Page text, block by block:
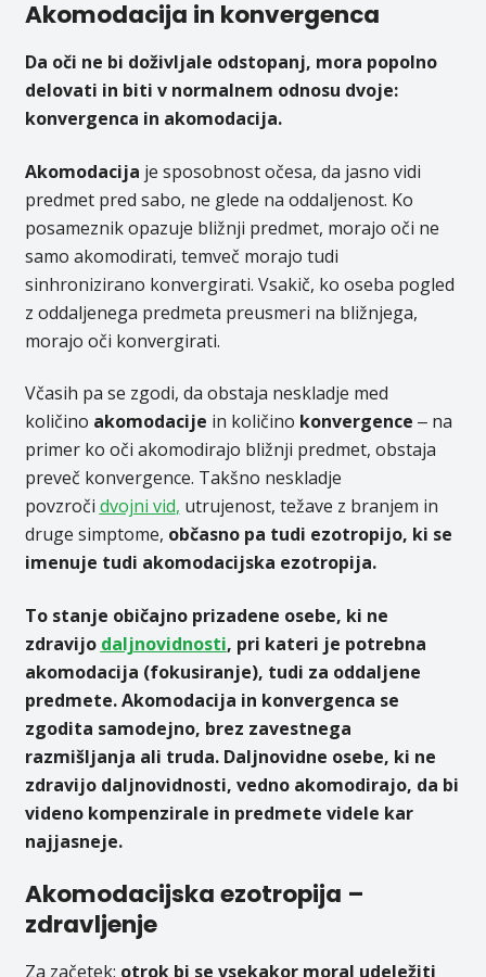
Akomodacija in konvergenca
Da oči ne bi doživljale odstopanj, mora popolno
delovati in biti v normalnem odnosu dvoje:
konvergenca in akomodacija.
Akomodacija je sposobnost očesa, da jasno vidi
predmet pred sabo, ne glede na oddaljenost. Ko
posameznik opazuje bližnji predmet, morajo oči ne
samo akomodirati, temveč morajo tudi
sinhronizirano konvergirati. Vsakič, ko oseba pogled
z oddaljenega predmeta preusmeri na bližnjega,
morajo oči konvergirati.
Včasih pa se zgodi, da obstaja neskladje med
količino akomodacije in količino konvergence ‒ na
primer ko oči akomodirajo bližnji predmet, obstaja
preveč konvergence. Takšno neskladje
povzroči dvojni vid, utrujenost, težave z branjem in
druge simptome, občasno pa tudi ezotropijo, ki se
imenuje tudi akomodacijska ezotropija.
To stanje običajno prizadene osebe, ki ne
zdravijo daljnovidnosti, pri kateri je potrebna
akomodacija (fokusiranje), tudi za oddaljene
predmete. Akomodacija in konvergenca se
zgodita samodejno, brez zavestnega
razmišljanja ali truda. Daljnovidne osebe, ki ne
zdravijo daljnovidnosti, vedno akomodirajo, da bi
videno kompenzirale in predmete videle kar
najjasneje.
Akomodacijska ezotropija –
zdravljenje
Za začetek: otrok bi se vsekakor moral udeležiti